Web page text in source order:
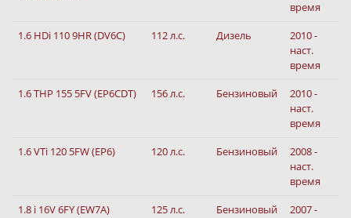
время
1.6 HDi 110 9HR (DV6C)
112 л.с. Дизель
2010 -
наст.
время
1.6 THP 155 5FV (EP6CDT)
156 л.с. Бензиновый
2010 -
наст.
время
1.6 VTi 120 5FW (EP6)
120 л.с. Бензиновый
2008 -
наст.
время
1.8 i 16V 6FY (EW7A)
125 л.с. Бензиновый
2007 -